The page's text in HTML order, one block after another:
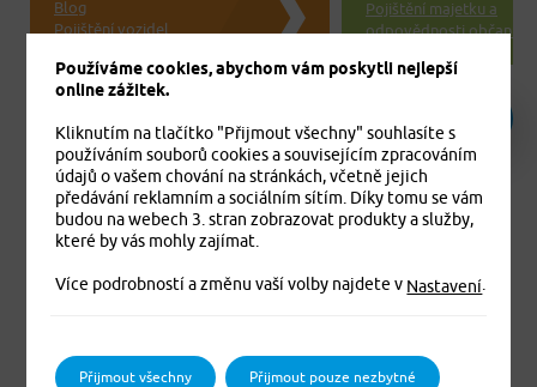
Blog
Pojištění vozidel
Pojištění majetku a
odpovědnosti občanů
Další články
Používáme cookies, abychom vám poskytli nejlepší
online zážitek.
Kliknutím na tlačítko "Přijmout všechny" souhlasíte s
používáním souborů cookies a souvisejícím zpracováním
údajů o vašem chování na stránkách, včetně jejich
předávání reklamním a sociálním sítím. Díky tomu se vám
budou na webech 3. stran zobrazovat produkty a služby,
které by vás mohly zajímat.
Více podrobností a změnu vaší volby najdete v Nastavení.
Přijmout všechny Přijmout pouze nezbytné